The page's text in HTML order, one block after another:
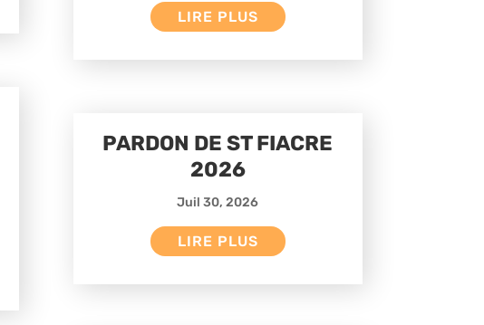
LIRE PLUS
PARDON DE ST FIACRE
2026
Juil 30, 2026
LIRE PLUS